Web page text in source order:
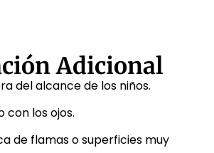
Adicional
del alcance de los niños.
con los ojos.
de flamas o superficies muy